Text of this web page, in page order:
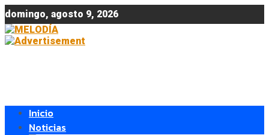
domingo, agosto 9, 2026
Inicio
Noticias